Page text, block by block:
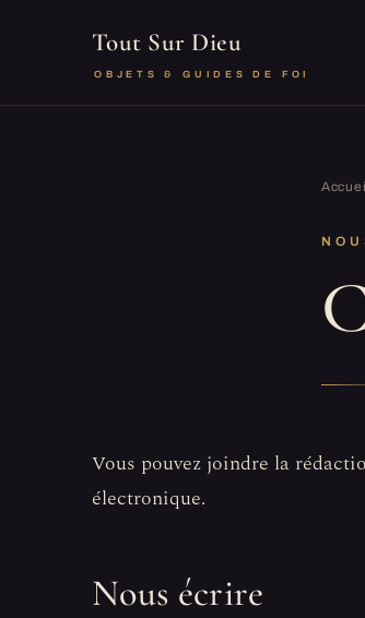
Tout Sur Dieu
OBJETS & GUIDES DE FOI
Vous pouvez joindre la
électronique.
Nous écrire